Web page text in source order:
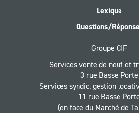
Lexique
Questions/
Groupe CIF
Services vente de neuf et
3 rue Basse Porte
Services syndic, gestion
11 rue Basse Porte
(en face du Marché de